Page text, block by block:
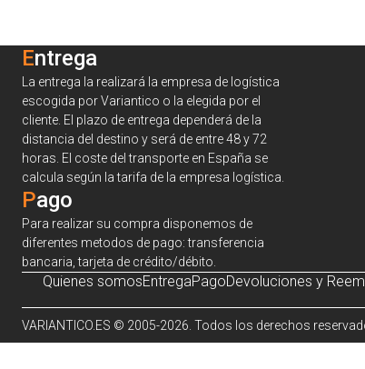
Entrega
La entrega la realizará la empresa de logística
escogida por Variantico o la elegida por el
cliente. El plazo de entrega dependerá de la
distancia del destino y será de entre 48 y 72
horas. El coste del transporte en España se
calcula según la tarifa de la empresa logística.
Pago
Para realizar su compra disponemos de
diferentes metodos de pago: transferencia
bancaria, tarjeta de crédito/débito.
Quienes somosEntregaPagoDevoluciones y
VARIANTICO.ES © 2005-2026. Todos los derechos